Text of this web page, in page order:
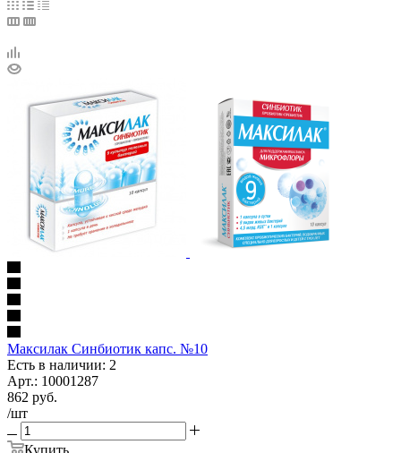
Максилак Синбиотик капс. №10
Есть в наличии: 2
Арт.: 10001287
862 руб.
/шт
Купить